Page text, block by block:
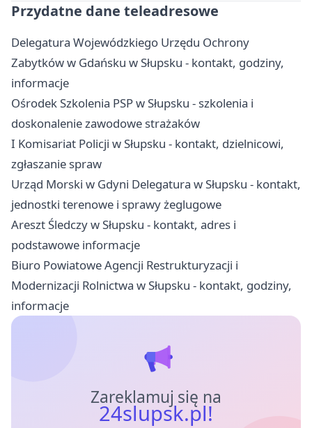
Przydatne dane teleadresowe
Delegatura Wojewódzkiego Urzędu Ochrony
Zabytków w Gdańsku w Słupsku - kontakt, godziny,
informacje
Ośrodek Szkolenia PSP w Słupsku - szkolenia i
doskonalenie zawodowe strażaków
I Komisariat Policji w Słupsku - kontakt, dzielnicowi,
zgłaszanie spraw
Urząd Morski w Gdyni Delegatura w Słupsku - kontakt,
jednostki terenowe i sprawy żeglugowe
Areszt Śledczy w Słupsku - kontakt, adres i
podstawowe informacje
Biuro Powiatowe Agencji Restrukturyzacji i
Modernizacji Rolnictwa w Słupsku - kontakt, godziny,
informacje
Zareklamuj się na
24slupsk.pl!